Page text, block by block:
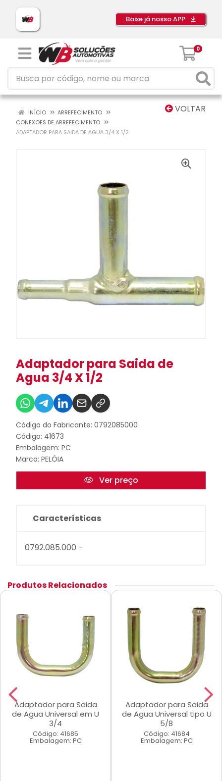
Baixe já nosso APP
0
VOLTAR
INÍCIO
ARREFECIMENTO
CONEXÕES DE ARREFECIMENTO
ADAPTADOR PARA SAIDA DE AGUA 3/4 X 1/2
Adaptador para Saida de
Agua 3/4 X 1/2
Código do Fabricante: 0792085000
Código: 41673
Embalagem: PC
Marca: PELÓIA
Ver preço
Características
0792.085.000 -
Produtos Relacionados
Adaptador para Saida
de Agua Universal em U
3/4
Código: 41685
Embalagem: PC
Adaptador para Saida
de Agua Universal tipo U
5/8
Código: 41684
Embalagem: PC